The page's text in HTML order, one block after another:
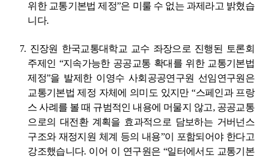
위한 교통기본법 제정”은 미룰 수 없는 과제라고 밝혔습
니다.
7. 진장원 한국교통대학교 교수 좌장으로 진행된 토론회
주제인 “지속가능한 공공교통 확대를 위한 교통기본법
제정”을 발제한 이영수 사회공공연구원 선임연구원은
교통기본법 제정 자체에 의미도 있지만“스페인과 프랑
스 사례를 볼 때 규범적인 내용에 머물지 않고, 공공교통
으로의 대전환 계획을 효과적으로 담보하는 거버넌스
구조와 재정지원 체계 등의 내용”이 포함되어야 한다고
강조했습니다. 이어 이 연구원은 “일터에서도 교통기본